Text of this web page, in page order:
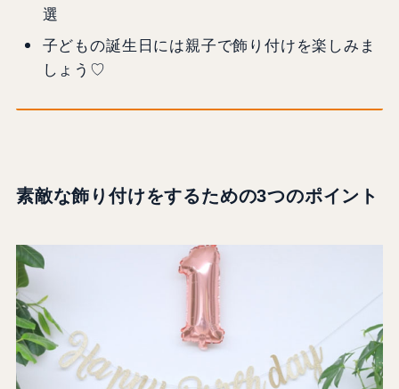
選
子どもの誕生日には親子で飾り付けを楽しみま
しょう♡
素敵な飾り付けをするための3つのポイント